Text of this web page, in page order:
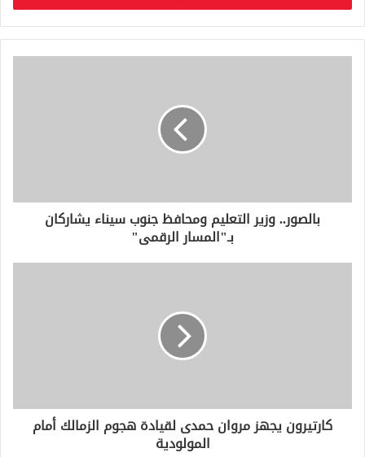
ب
ر
ي
د
ر
بالصور.. وزير التعليم ومحافظ جنوب سيناء يشاركان
بـ"المسار الرقمى"
كارتيرون يجهز مروان حمدى لقيادة هجوم الزمالك أمام
المولودية